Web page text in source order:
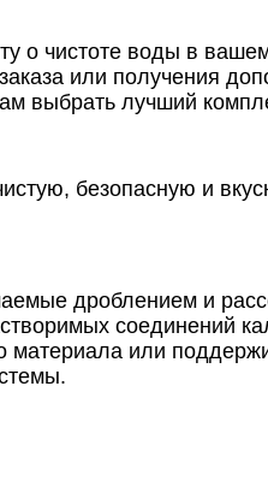
о чистоте воды в
или получения
выбрать лучший
безопасную и
дроблением и
соединений
материала или